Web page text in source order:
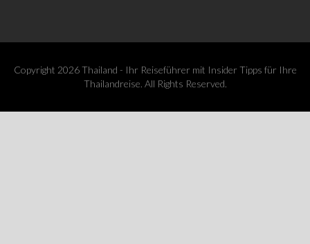
Copyright 2026 Thailand - Ihr Reiseführer mit Insider Tipps für Ihre
Thailandreise. All Rights Reserved.